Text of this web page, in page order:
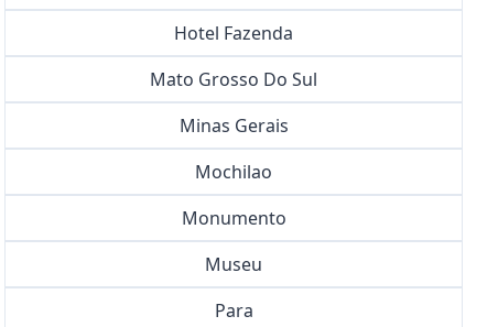
Hotel Fazenda
Mato Grosso Do Sul
Minas Gerais
Mochilao
Monumento
Museu
Para